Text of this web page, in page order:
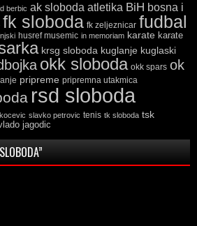
berbic ak sloboda atletika BiH bosna i
fk sloboda fk zeljeznicar fudbal
husref musemic in memoriam karate karate
krsg sloboda kuglanje kuglaski
okk sloboda okk spars ok
pripreme pripremna utakmica
rsd sloboda
slavko petrovic tenis tk sloboda tsk
jagodic